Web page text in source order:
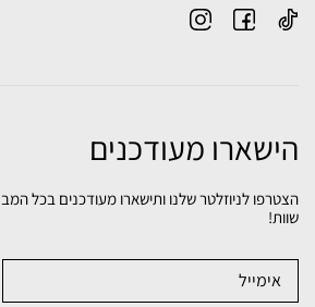
הישארו מעודכנים
הצטרפו לניוזלטר שלנו ותישארו מעודכנים בכל
שוות!